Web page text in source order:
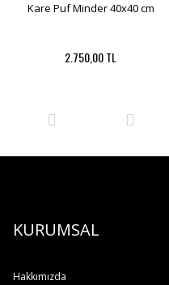
Kare Puf Minder 40x40 cm
2.750,00 TL
KURUMSAL
Hakkımızda